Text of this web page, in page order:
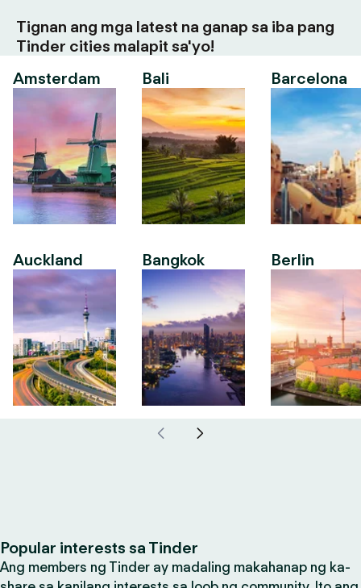
Tignan ang mga latest na ganap sa iba pang
Tinder cities malapit sa'yo!
Amsterdam
Auckland
Bali
Bangkok
Barcelona
Berlin
Popular interests sa Tinder
Ang members ng Tinder ay madaling makahanap ng ka-